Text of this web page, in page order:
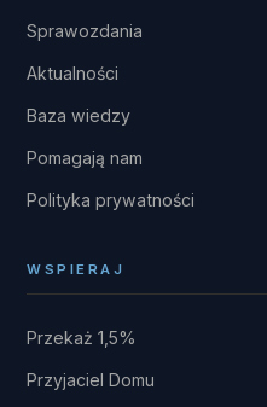
Sprawozdania
Aktualności
Baza wiedzy
Pomagają nam
Polityka prywatności
WSPIERAJ
Przekaż 1,5%
Przyjaciel Domu